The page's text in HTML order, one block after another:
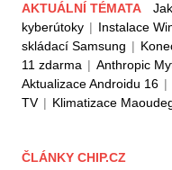
AKTUÁLNÍ TÉMATA
kyberútoky | Instalace
skládací Samsung |
11 zdarma | Anthropic
Aktualizace Androidu 16 |
TV | Klimatizace
ČLÁNKY CHIP.CZ